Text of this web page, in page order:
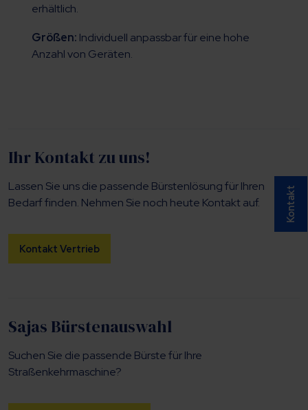
erhältlich.
Größen: Individuell anpassbar für eine hohe
Anzahl von Geräten.
Ihr Kontakt zu uns!
Lassen Sie uns die passende Bürstenlösung für Ihren
Bedarf finden. Nehmen Sie noch heute Kontakt auf.
Kontakt Vertrieb
Sajas Bürstenauswahl
Suchen Sie die passende Bürste für Ihre
Straßenkehrmaschine?
Kontakt